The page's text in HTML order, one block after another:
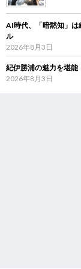
AI時代、「暗黙知」
ル
2026年8月3日
紀伊勝浦の魅力を堪
2026年8月3日